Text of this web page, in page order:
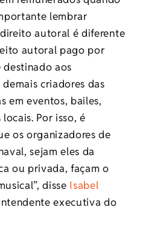
lembrar
autoral é diferente
autoral pago por
destinado aos
criadores das
em eventos, bailes,
Por isso, é
os organizadores de
sejam eles da
ou privada, façam o
disse Isabel
executiva do